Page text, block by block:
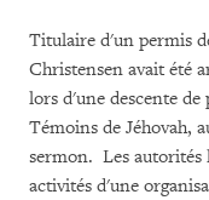
Titulaire d'un permis
Christensen avait été
lors d'une descente
Témoins de Jéhovah,
sermon. Les autorités
activités d'une